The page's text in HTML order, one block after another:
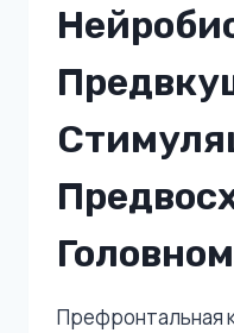
Префронтальная